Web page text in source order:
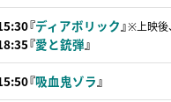
『ディアボリック 』※上映後
『愛と銃弾』
『吸血鬼ゾラ 』